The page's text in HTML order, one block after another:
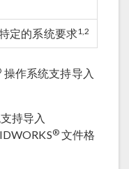
定的系统要求1,2
操作系统支持导入
持导入
®文件格